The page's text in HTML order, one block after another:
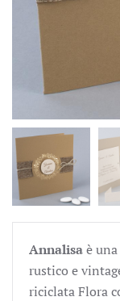
Annalisaè
rustico e
riciclata Flora